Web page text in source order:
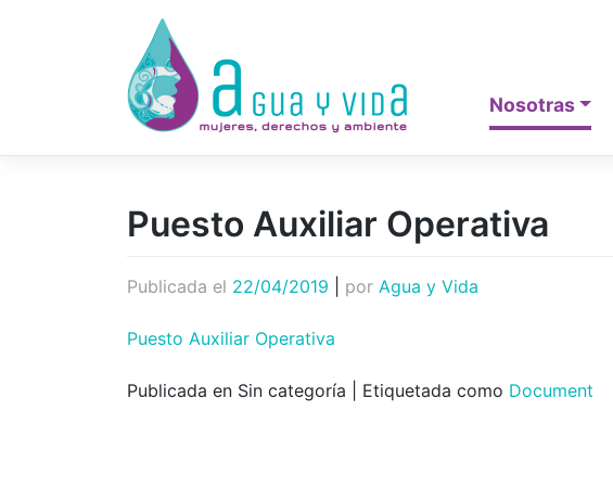
Nosotras
Puesto Auxiliar Operativa
Publicada el 22/04/2019 por Agua y Vida
Puesto Auxiliar Operativa
Publicada en Sin categoría Etiquetada como Document